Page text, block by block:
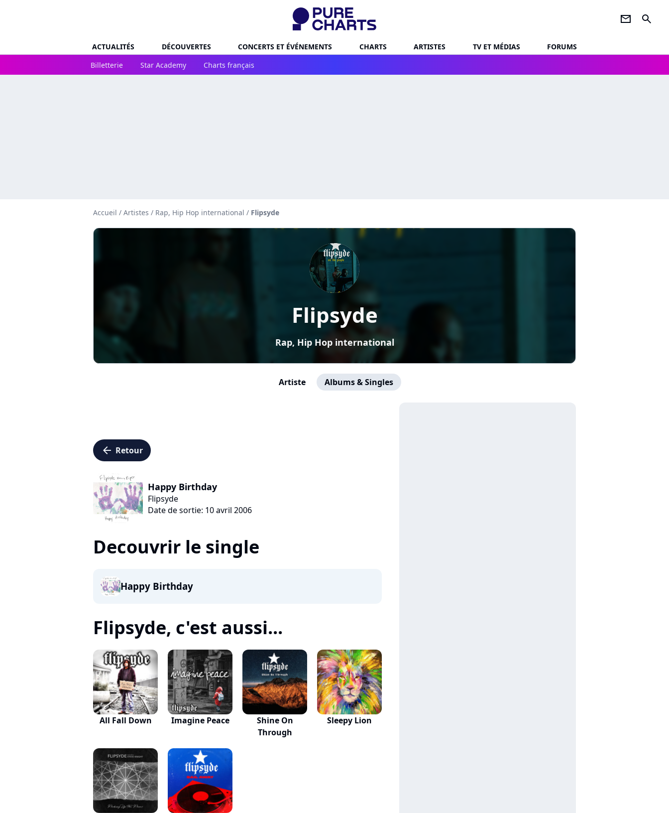
newsletter search
ACTUALITÉS DÉCOUVERTES CONCERTS ET ÉVÉNEMENTS CHARTS ARTISTES TV ET MÉDIAS
FORUMS
Billetterie
Star Academy Charts français
Accueil / Artistes / Rap, Hip Hop international / Flipsyde
Flipsyde
Rap, Hip Hop international
Artiste Albums & Singles
arrow_left Retour
Happy Birthday
Flipsyde
Date de sortie: 10 avril 2006
Decouvrir le single
Happy Birthday
Flipsyde, c'est aussi...
All Fall Down Imagine Peace
Shine On
Through
Sleepy Lion